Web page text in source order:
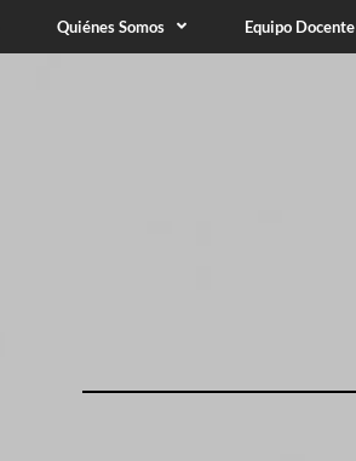
Quiénes Somos Equipo Docente